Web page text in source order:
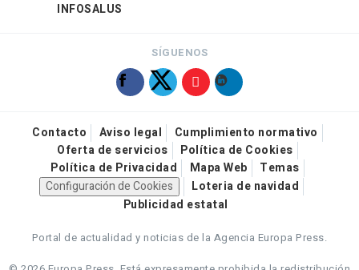
INFOSALUS
SÍGUENOS
Contacto Aviso legal
Cumplimiento normativo
Oferta de servicios
Política de Cookies
Política de Privacidad
Mapa Web
Temas
Configuración de Cookies
Loteria de navidad
Publicidad estatal
Portal de actualidad y noticias de la Agencia Europa Press.